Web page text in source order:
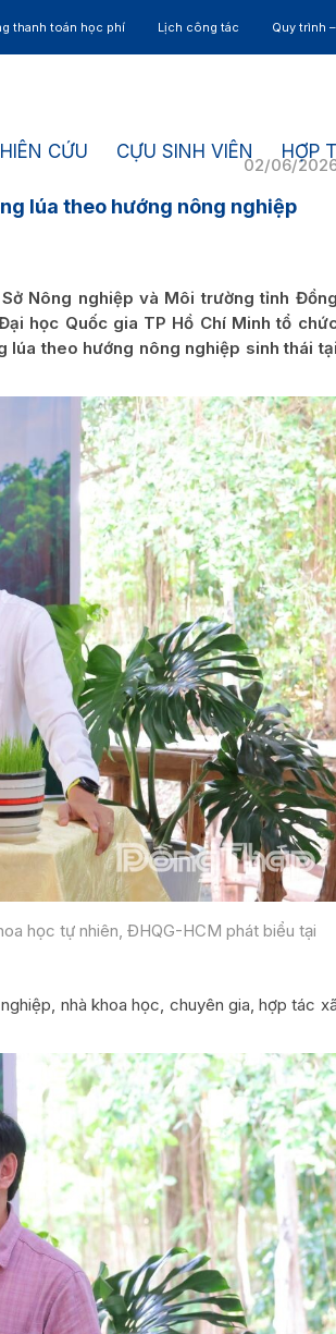
thanh toán học phí Lịch công tác Quy trình
CỨU CỰU SINH VIÊN HỢP
02/06/
lúa theo hướng nông nghiệp
Nông nghiệp và Môi trường tỉnh
học Quốc gia TP Hồ Chí Minh tổ
lúa theo hướng nông nghiệp sinh thái
học tự nhiên, ĐHQG-HCM phát biểu tại
nhà khoa học, chuyên gia, hợp tác